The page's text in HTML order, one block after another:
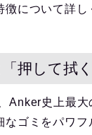
について詳し
押して拭
Anker史上最大
ゴミをパワフ